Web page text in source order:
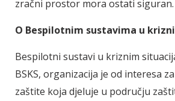
zračni prostor mora ostati siguran.
O Bespilotnim sustavima u
Bespilotni sustavi u kriznim
BSKS, organizacija je od interesa
zaštite koja djeluje u području